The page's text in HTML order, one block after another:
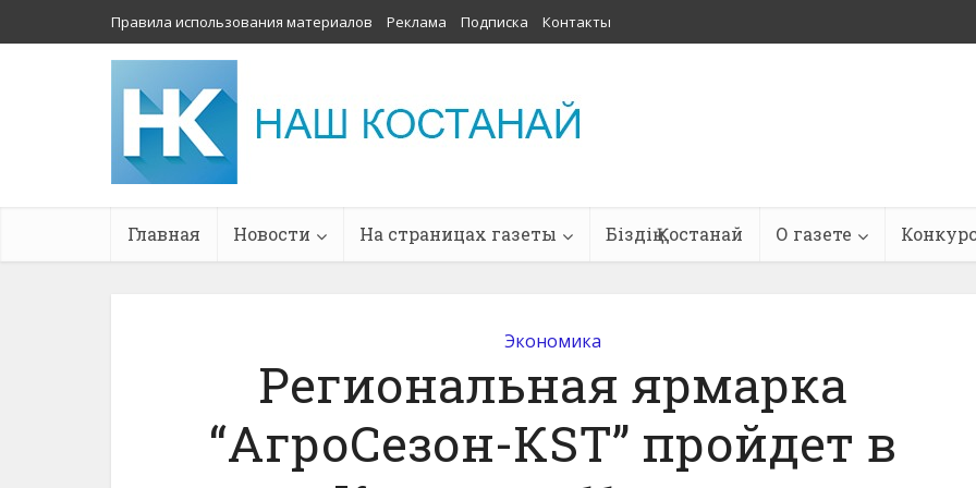
Правила использования материалов Реклама Подписка Контакты
Главная Новости На страницах газеты Біздің Қостанай О газете
Экономика
Региональная ярмарка
“АгроСезон-КSТ” пройдет в